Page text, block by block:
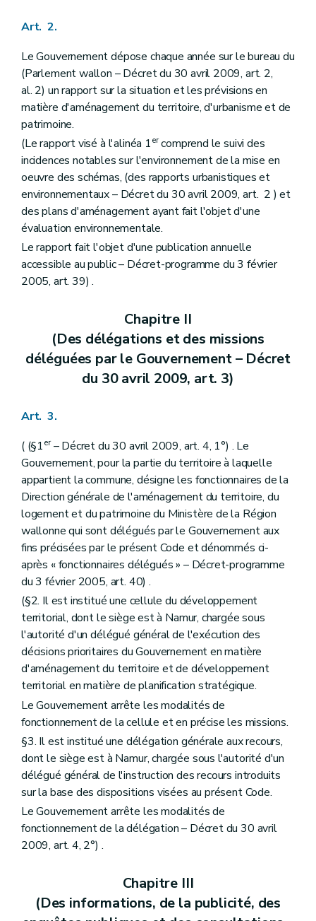
Art. 57
Art. 57 bis
Section 7 Abrogation du plan communal d'aménagement
Art. 57 ter
Chapitre IV Des expropriations et des indemnités
Art. 58
Art. 59
Art. 60
Art. 61
Art. 62
Art. 63
Art. 64
Art. 65
Art. 66
Art. 67
Art. 68
Art. 69
Art. 70
Du remembrement et du relotissement
Art. 73
Art. 74
Art. 75
Des règlements d'urbanisme
Art. 78
Art. 79
Chapitre III Des dispositions communes
Art. 80
Art. 81
Art. 82
Art. 83
Titre V Des permis et certificats d'urbanisme
Chapitre premier Du permis d'urbanisme
Section première Des actes et travaux soumis à permis d'urbanisme
Art. 84
Art. 85
Section 2 Des charges d'urbanisme (... – Décret du 30 avril 2009, art. 41 )
Section 3 De la péremption et de la prorogation du permis d'urbanisme
Art. 86
Section 4 Du permis d'urbanisme à durée limitée
Art. 87
Chapitre II (Du permis d'urbanisation et du permis d'urbanisme de constructions groupées – Décret du 30 avril 2009, art. 42)
Section première (Des actes soumis à permis d'urbanisation – Décret du 30 avril 2009, art. 43)
Art. 88
Section 2 Des actes soumis à permis d'urbanisme de constructions groupées – Décret du 30 avril 2009, art. 45)
Art. 89
Section 3 (Des actes non soumis à permis d'urbanisation – Décret du 30 avril 2009, art. 47)
Art. 90
Art. 91
Section 4 (Des effets du permis d'urbanisation et du permis d'urbanisme de constructions groupées – Décret du 30 avril 2009, art. 50)
Art. 92
Art. 93
Art. 94
Art. 95
Art. 96
(De la péremption du permis d'urbanisation et de la péremption ou de la prorogation du permis d'urbanisme de constructions groupées qui implique l'ouverture, la modification ou la suppression d'une voirie communale – Décret du 30 avril 2009, art. 56)
Art. 99
Art. 2.
Le Gouvernement dépose chaque année sur le bureau du
(Parlement wallon – Décret du 30 avril 2009, art. 2,
al. 2) un rapport sur la situation et les prévisions en
matière d'aménagement du territoire, d'urbanisme et de
patrimoine.
(Le rapport visé à l'alinéa 1ercomprend le suivi des
incidences notables sur l'environnement de la mise en
oeuvre des schémas, (des rapports urbanistiques et
environnementaux – Décret du 30 avril 2009, art. 2 ) et
des plans d'aménagement ayant fait l'objet d'une
évaluation environnementale.
Le rapport fait l'objet d'une publication annuelle
accessible au public – Décret-programme du 3 février
2005, art. 39) .
Chapitre II
(Des délégations et des missions
déléguées par le Gouvernement – Décret
du 30 avril 2009, art. 3)
Art. 3.
( (§1er– Décret du 30 avril 2009, art. 4, 1°) . Le
Gouvernement, pour la partie du territoire à laquelle
appartient la commune, désigne les fonctionnaires de la
Direction générale de l'aménagement du territoire, du
logement et du patrimoine du Ministère de la Région
wallonne qui sont délégués par le Gouvernement aux
fins précisées par le présent Code et dénommés ci-
après « fonctionnaires délégués » – Décret-programme
du 3 février 2005, art. 40) .
(§2. Il est institué une cellule du développement
territorial, dont le siège est à Namur, chargée sous
l'autorité d'un délégué général de l'exécution des
décisions prioritaires du Gouvernement en matière
d'aménagement du territoire et de développement
territorial en matière de planification stratégique.
Le Gouvernement arrête les modalités de
fonctionnement de la cellule et en précise les missions.
§3. Il est institué une délégation générale aux recours,
dont le siège est à Namur, chargée sous l'autorité d'un
délégué général de l'instruction des recours introduits
sur la base des dispositions visées au présent Code.
Le Gouvernement arrête les modalités de
fonctionnement de la délégation – Décret du 30 avril
2009, art. 4, 2°) .
Chapitre III
(Des informations, de la publicité, des